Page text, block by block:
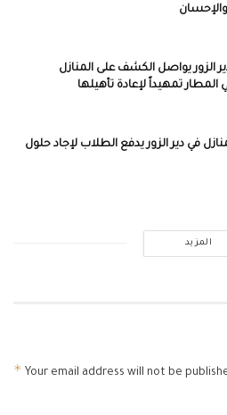
الزور يواصل الكشف على المنازل
تمهيداً لإعادة تأهيلها
في دير الزور يدفع الطلاب لإجاد حلول
المزيد
Your email address will not be
*